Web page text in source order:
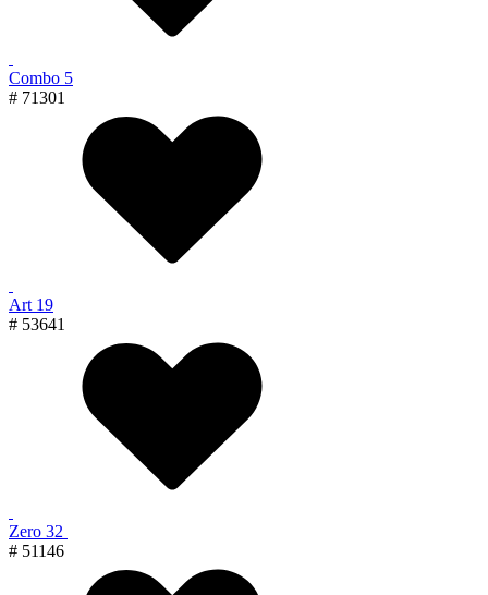
Combo 5
# 71301
Art 19
# 53641
Zero 32
# 51146